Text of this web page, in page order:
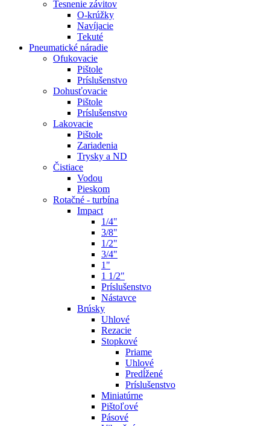
Tesnenie závitov
O-krúžky
Navíjacie
Tekuté
Pneumatické náradie
Ofukovacie
Pištole
Príslušenstvo
Dohusťovacie
Pištole
Príslušenstvo
Lakovacie
Pištole
Zariadenia
Trysky a ND
Čistiace
Vodou
Pieskom
Rotačné - turbína
Impact
1/4"
3/8"
1/2"
3/4"
1"
1 1/2"
Príslušenstvo
Nástavce
Brúsky
Uhlové
Rezacie
Stopkové
Priame
Uhlové
Predĺžené
Príslušenstvo
Miniatúrne
Pištoľové
Pásové